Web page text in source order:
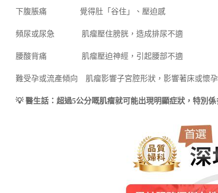
下腹脹痛 覺得肚「谷住」、壓迫感
頻尿或尿急 肌瘤壓住膀胱，造成排尿不適
腰酸背痛 肌瘤壓迫神經，引起腰部不適
難受孕或流產傾向 肌瘤影響子宮腔形狀，影響著床或懷孕
💡 醫生話：超過5公分嘅肌瘤就可能出現明顯症狀，特別係